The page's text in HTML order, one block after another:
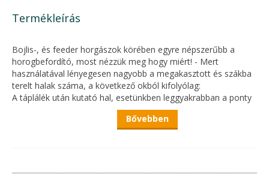
Termékleírás
Bojlis-, és feeder horgászok körében egyre népszerűbb a
horogbefordító, most nézzük meg hogy miért! - Mert
használatával lényegesen nagyobb a megakasztott és szákba
terelt halak száma, a következő okból kifolyólag:
A táplálék után kutató hal, esetünkben leggyakrabban a ponty
úgy táplálkozik, hogy táplálékát többször beszívja és kifújja.
Hagyományos bojlis szerelékek esetében könnyen megteheti
ezt a csalival és vele együtt a horoggal, mert nem volt olyan
Bővebben